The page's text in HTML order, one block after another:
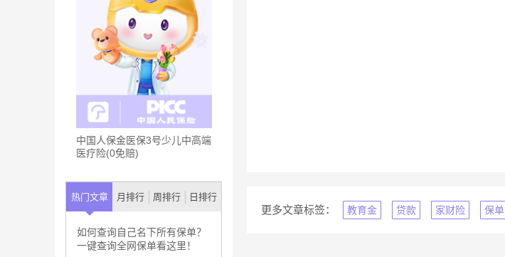
中国人保金医保3号少儿中高端
医疗险(0免赔)
热门文章 月排行 周排行 日排行
如何查询自己名下所有保单？
一键查询全网保单看这里！
更多文章标签： 教育金 贷款 家财险 保单